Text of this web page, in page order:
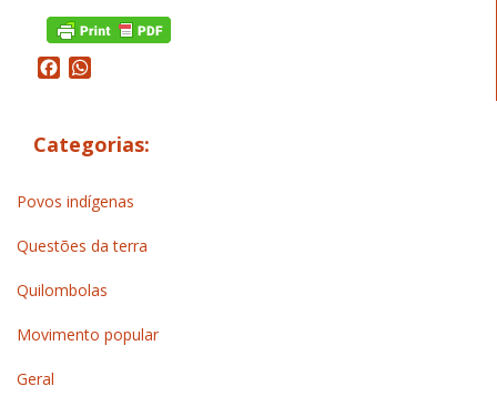
Facebook
Categorias:
Povos indígenas
Questões da terra
Quilombolas
Movimento popular
Geral